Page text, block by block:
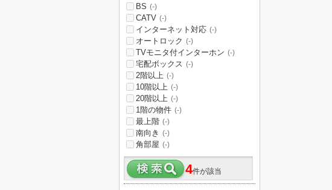
BS (-)
CATV (-)
インターネット対応 (-)
オートロック (-)
TVモニタ付インターホン (-)
宅配ボックス (-)
2階以上 (-)
10階以上 (-)
20階以上 (-)
1階の物件 (-)
最上階 (-)
南向き (-)
角部屋 (-)
4件が該当